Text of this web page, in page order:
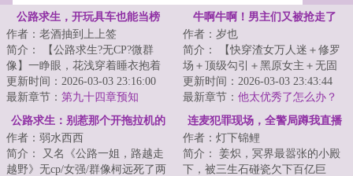
公路求生，开玩具车也能当榜
一？
作者：老酒抽到上上签
简介： 【公路求生?无CP?微群
像】一睁眼，花浅穿着睡衣抱着
猫，被丢进了公路求生游戏。
更新时间：2026-03-03 23:16:00
最新章节： 第九十四章预知
牛啊牛啊！男主们又被抢走了
作者：岁也
简介： 【快穿渣女万人迷＋修罗
场＋顶级勾引＋黑原女主＋无固
定cp】\n桑雪是一个坏女人，死
后...
更新时间：2026-03-03 23:43:44
最新章节： 他太优秀了怎么办？
13
公路求生：别惹那个开拖拉机的
作者：弱水西西
简介： 又名《公路一姐，路越走
越野》无cp/女强/群像柯远死了两
连麦犯罪现场，全警局蹲我直播
间
作者：灯下锦鲤
简介： 姜炽，冥界最嚣张的小殿
下，被三生石碰瓷欠下百亿巨